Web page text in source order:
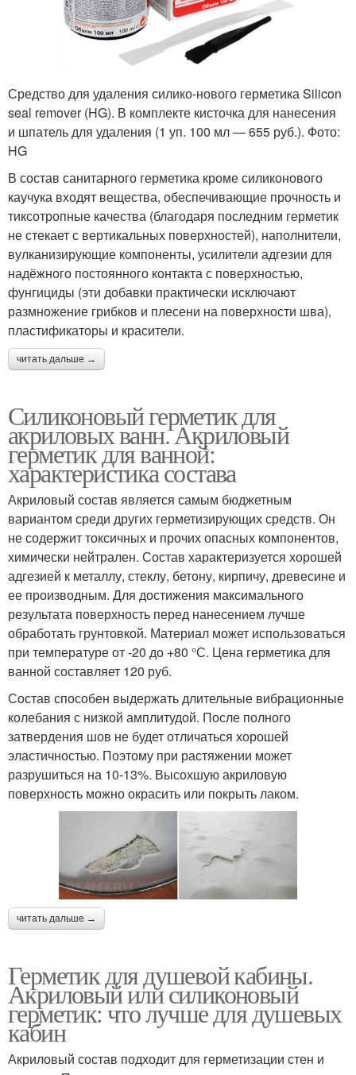
Средство для удаления силико-нового герметика Silicon
seal remover (HG). В ком­п­лекте кисточка для нанесения
и шпатель для удаления (1 уп. 100 мл — 655 руб.). Фото:
HG
В состав санитарного герметика кроме силиконового
каучука входят вещества, обеспечивающие прочность и
тиксотропные качества (благодаря последним герметик
не стекает с вертикальных поверхностей), наполнители,
вулканизирующие компоненты, усилители адгезии для
надёжного постоянного контакта с поверхностью,
фунгициды (эти добавки практически исключают
размножение грибков и плесени на поверхности шва),
пластификаторы и красители.
читать дальше →
Силиконовый герметик для
акриловых ванн. Акриловый
герметик для ванной:
характеристика состава
Акриловый состав является самым бюджетным
вариантом среди других герметизирующих средств. Он
не содержит токсичных и прочих опасных компонентов,
химически нейтрален. Состав характеризуется хорошей
адгезией к металлу, стеклу, бетону, кирпичу, древесине и
ее производным. Для достижения максимального
результата поверхность перед нанесением лучше
обработать грунтовкой. Материал может использоваться
при температуре от -20 до +80 °С. Цена герметика для
ванной составляет 120 руб.
Состав способен выдержать длительные вибрационные
колебания с низкой амплитудой. После полного
затвердения шов не будет отличаться хорошей
эластичностью. Поэтому при растяжении может
разрушиться на 10-13%. Высохшую акриловую
поверхность можно окрасить или покрыть лаком.
читать дальше →
Герметик для душевой кабины.
Акриловый или силиконовый
герметик: что лучше для душевых
кабин
Акриловый состав подходит для герметизации стен и